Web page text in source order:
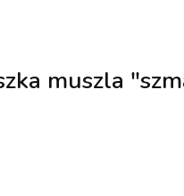
muszla